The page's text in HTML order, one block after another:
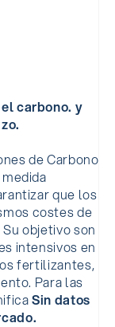
carbono. y
de Carbono
que los
costes de
objetivo son
intensivos en
fertilizantes,
Para las
Sin datos